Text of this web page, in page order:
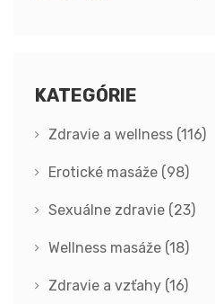
KATEGÓRIE
Zdravie a wellness (116)
Erotické masáže (98)
Sexuálne zdravie (23)
Wellness masáže (18)
Zdravie a vzťahy (16)